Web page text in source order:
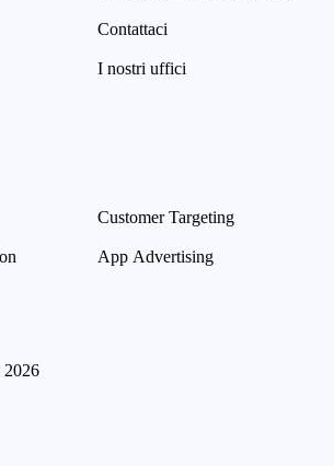
Contattaci
I nostri uffici
Customer Targeting
App Advertising